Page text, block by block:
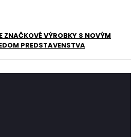
ZNAČKOVÉ VÝROBKY S NOVÝM
PREDSTAVENSTVA